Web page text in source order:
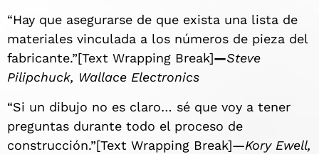
“Hay que asegurarse de que exista una lista de
materiales vinculada a los números de pieza del
fabricante.”[Text Wrapping Break]—Steve
Pilipchuck, Wallace Electronics
“Si un dibujo no es claro… sé que voy a tener
preguntas durante todo el proceso de
construcción.”[Text Wrapping Break]—Kory Ewell,